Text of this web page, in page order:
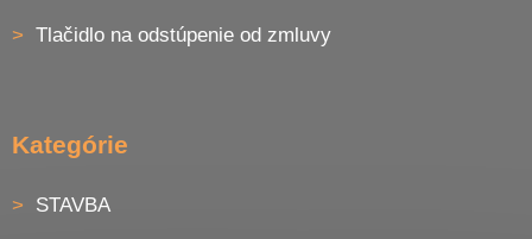
Tlačidlo na odstúpenie od zmluvy
Kategórie
STAVBA